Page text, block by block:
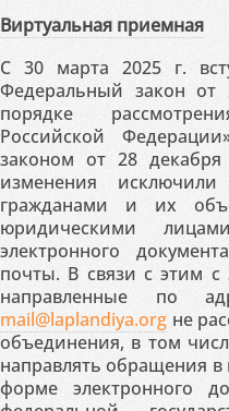
Виртуальная приемная
С 30 марта 2025 г.
Федеральный закон
порядке
Российской
законом от 28
изменения исключили
гражданами и их
юридическими
электронного
почты. В связи с этим с
направленные по
mail@laplandiya.org не
объединения, в том
направлять обращения
форме электронного